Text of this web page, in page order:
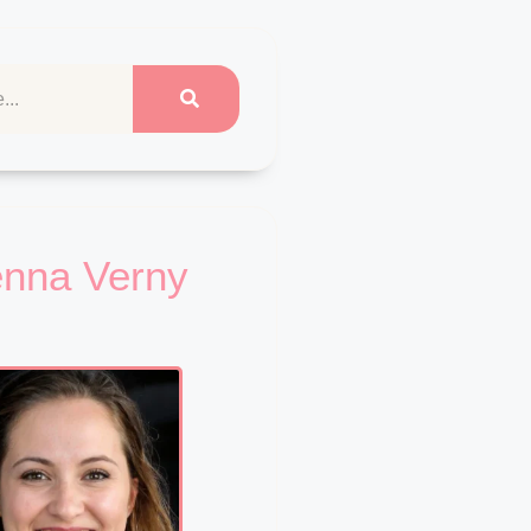
Verny